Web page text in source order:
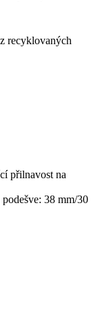
recyklovaných
přilnavost na
38 mm/30